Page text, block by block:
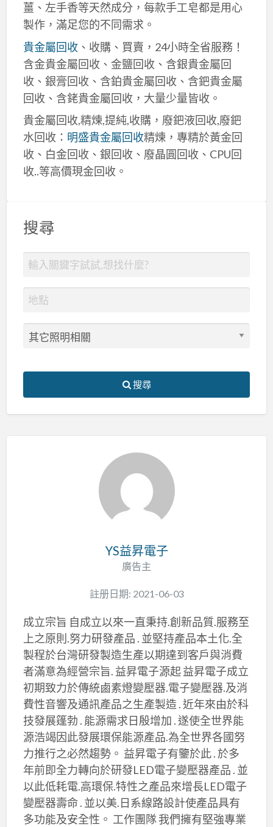
薑、左手香等天然成分，每款手工皂都是用心
製作，滿足您的不同需求。
貴金屬回收、收購、買賣，24小時全省服務！
含金貴金屬回收、金鹽回收、含銀貴金屬回
收、銀膏回收、含鉑貴金屬回收、含鈀貴金屬
回收、含銠貴金屬回收，大量少量皆收。
貴金屬回收,精煉,提純,收購，廢鈀液回收,廢鈀
水回收： 明盛貴金屬回收精煉，專精於黃金回
收、白金回收、銀回收、廢晶圓回收、CPU回
收..等高價現金回收。
搜尋
搜尋
YS益昇電子
廣告主
註册日期: 2021-06-03
成立宗旨 自成立以來一直秉持.創新品質.服務至
上之原則.努力研發產品 . 並堅持產品本土化.全
製程於台灣研發製造生產以期達到客戶與消費
者滿意為經營宗旨. 益昇電子源起 益昇電子成立
初期致力於傳統鹵素燈變壓器.電子變壓器.及消
費性音響及通訊產品之生產製造 . 近年來由於科
技發展篷勃 . 能源需求日殷增加 . 遂使全世界能
源浩竭因此發展環保能源產品.為全世界各國努
力推行之必然趨勢。 益昇電子有鑒於此 . 於多
年前即全力轉向於研發LED電子變壓器產品 . 並
以此低耗電.高環保.特性之產品來增長LED電子
變壓器壽命 . 並以美.日系線路設計使產品具有
多功能及安全性。 工作團隊 我們擁有堅強專業